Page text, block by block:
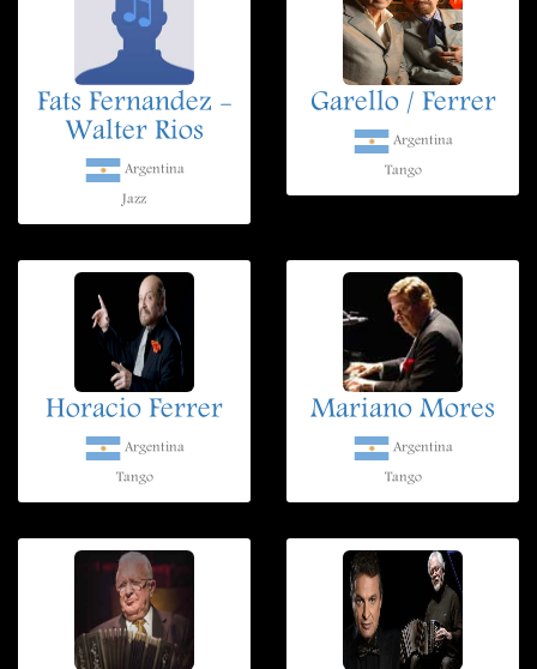
Fats Fernandez -
Walter Rios
Argentina
Jazz
Garello / Ferrer
Argentina
Tango
Horacio Ferrer
Argentina
Tango
Mariano Mores
Argentina
Tango